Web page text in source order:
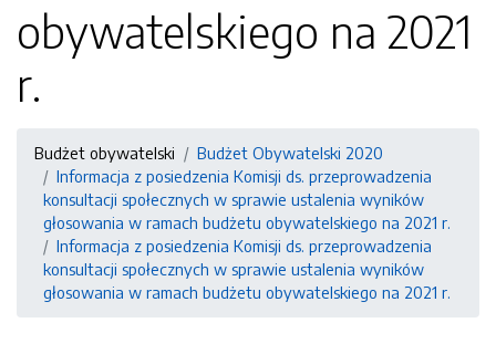
obywatelskiego na 2021
r.
Budżet obywatelski
Budżet Obywatelski 2020
Informacja z posiedzenia Komisji ds. przeprowadzenia
konsultacji społecznych w sprawie ustalenia wyników
głosowania w ramach budżetu obywatelskiego na 2021 r.
Informacja z posiedzenia Komisji ds. przeprowadzenia
konsultacji społecznych w sprawie ustalenia wyników
głosowania w ramach budżetu obywatelskiego na 2021 r.